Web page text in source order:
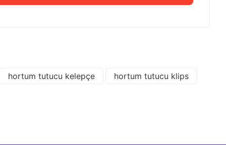
hortum tutucu kelepçe
hortum tutucu klips